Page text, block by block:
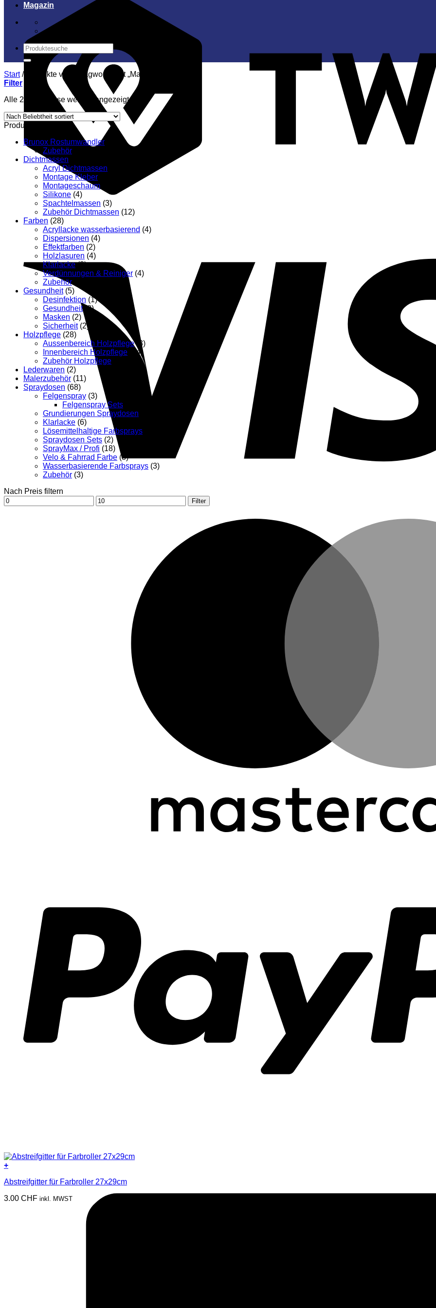
Magazin
Suchen
nach:
Start / Produkte verschlagwortet mit „Malerwanne“
Filter
Alle 2 Ergebnisse werden angezeigtNach
Beliebtheit
sortiert
Produktkategorien
Brunox Rostumwandler
Zubehör
Dichtmassen
Acryl Dichtmassen
Montage Kleber
Montageschaum
Silikone (4)
Spachtelmassen (3)
Zubehör Dichtmassen (12)
Farben (28)
Acryllacke wasserbasierend (4)
Dispersionen (4)
Effektfarben (2)
Holzlasuren (4)
Klarlacke (3)
Verdünnungen & Reiniger (4)
Zubehör
Gesundheit (5)
Desinfektion (1)
Gesundheit (2)
Masken (2)
Sicherheit (2)
Holzpflege (28)
Aussenbereich Holzpflege
(3)
Innenbereich Holzpflege
(14)
Zubehör Holzpflege
Lederwaren (2)
Malerzubehör (11)
Spraydosen (68)
Felgenspray (3)
Felgenspray Sets
Grundierungen Spraydosen
Klarlacke (6)
Lösemittelhaltige Farbsprays
Spraydosen Sets (2)
SprayMax / Profi (18)
Velo & Fahrrad Farbe (8)
Wasserbasierende Farbsprays (3)
Zubehör (3)
Nach Preis filtern
Min.
Preis
Max.
Preis
Filter
+
Abstreifgitter für Farbroller 27x29cm
3.00 CHF inkl. MWST